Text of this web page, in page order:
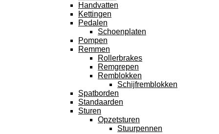
Handvatten
Kettingen
Pedalen
Schoenplaten
Pompen
Remmen
Rollerbrakes
Remgrepen
Remblokken
Schijfremblokken
Spatborden
Standaarden
Sturen
Opzetsturen
Stuurpennen